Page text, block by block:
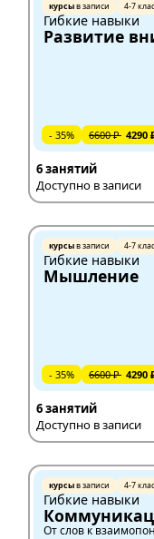
курсыв записи 4-7
Гибкие навыки
Развитие
- 35% 6600 ₽ 4290
6 занятий
Доступно в записи
курсыв записи 4-7
Гибкие навыки
Мышление
- 35% 6600 ₽ 4290
6 занятий
Доступно в записи
курсыв записи 4-7
Гибкие навыки
От слов к